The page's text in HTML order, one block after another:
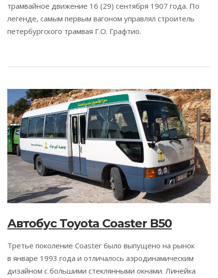
трамвайное движение 16 (29) сентября 1907 года. По
легенде, самым первым вагоном управлял строитель
петербургского трамвая Г.О. Графтио.
Автобус Toyota Coaster B50
Третье поколение Coaster было выпущено на рынок
в январе 1993 года и отличалось аэродинамическим
дизайном с большими стеклянными окнами. Линейка